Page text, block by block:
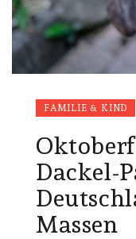
FAMILIE & KIND
Dackel-
Massen